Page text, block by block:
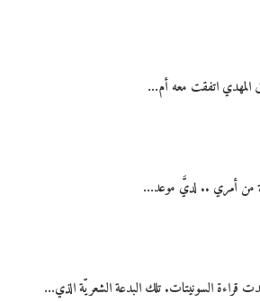
المهدي اتفقت معه أم…
من أمري .. لديَّ موعد…
قراءة السونيتات. تلك البدعة الشعريّة الذي…